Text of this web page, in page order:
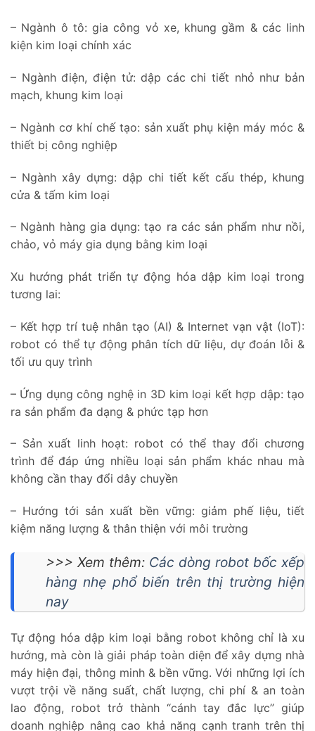
– Ngành ô tô: gia công vỏ xe, khung gầm & các linh
kiện kim loại chính xác
– Ngành điện, điện tử: dập các chi tiết nhỏ như bản
mạch, khung kim loại
– Ngành cơ khí chế tạo: sản xuất phụ kiện máy móc &
thiết bị công nghiệp
– Ngành xây dựng: dập chi tiết kết cấu thép, khung
cửa & tấm kim loại
– Ngành hàng gia dụng: tạo ra các sản phẩm như nồi,
chảo, vỏ máy gia dụng bằng kim loại
Xu hướng phát triển tự động hóa dập kim loại trong
tương lai:
– Kết hợp trí tuệ nhân tạo (AI) & Internet vạn vật (IoT):
robot có thể tự động phân tích dữ liệu, dự đoán lỗi &
tối ưu quy trình
– Ứng dụng công nghệ in 3D kim loại kết hợp dập: tạo
ra sản phẩm đa dạng & phức tạp hơn
– Sản xuất linh hoạt: robot có thể thay đổi chương
trình để đáp ứng nhiều loại sản phẩm khác nhau mà
không cần thay đổi dây chuyền
– Hướng tới sản xuất bền vững: giảm phế liệu, tiết
kiệm năng lượng & thân thiện với môi trường
>>> Xem thêm: Các dòng robot bốc xếp
hàng nhẹ phổ biến trên thị trường hiện
nay
Tự động hóa dập kim loại bằng robot không chỉ là xu
hướng, mà còn là giải pháp toàn diện để xây dựng nhà
máy hiện đại, thông minh & bền vững. Với những lợi ích
vượt trội về năng suất, chất lượng, chi phí & an toàn
lao động, robot trở thành “cánh tay đắc lực” giúp
doanh nghiệp nâng cao khả năng cạnh tranh trên thị